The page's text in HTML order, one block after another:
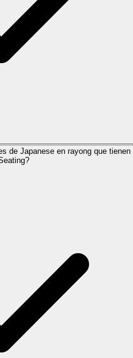
de Japanese en rayong que tienen